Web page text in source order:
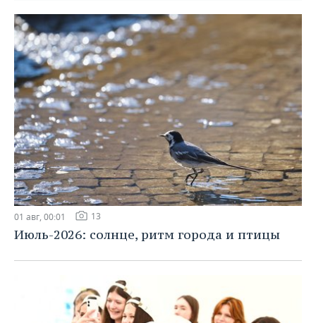
01 авг, 00:01 13
Июль-2026: солнце, ритм города и птицы